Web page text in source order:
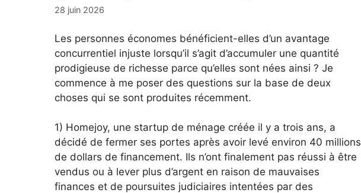
28 juin 2026
Les personnes économes bénéficient-elles d’un avantage
concurrentiel injuste lorsqu’il s’agit d’accumuler une quantité
prodigieuse de richesse parce qu’elles sont nées ainsi ? Je
commence à me poser des questions sur la base de deux
choses qui se sont produites récemment.
1) Homejoy, une startup de ménage créée il y a trois ans, a
décidé de fermer ses portes après avoir levé environ 40 millions
de dollars de financement. Ils n’ont finalement pas réussi à être
vendus ou à lever plus d’argent en raison de mauvaises
finances et de poursuites judiciaires intentées par des